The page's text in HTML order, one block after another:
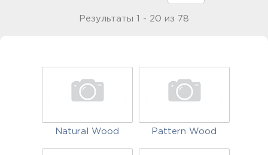
Результаты 1 - 20 из 78
Natural Wood Pattern Wood